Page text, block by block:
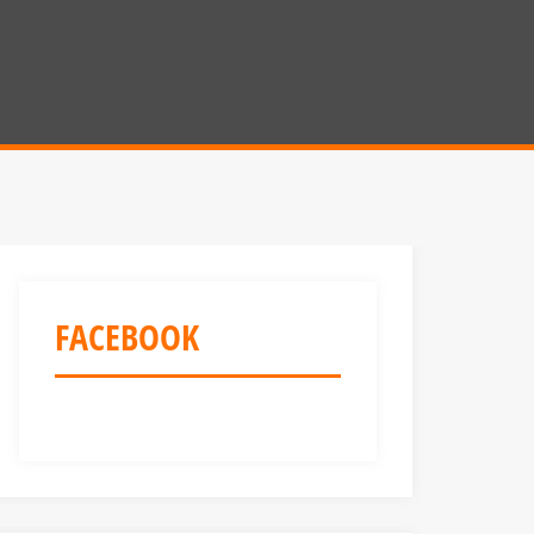
FACEBOOK